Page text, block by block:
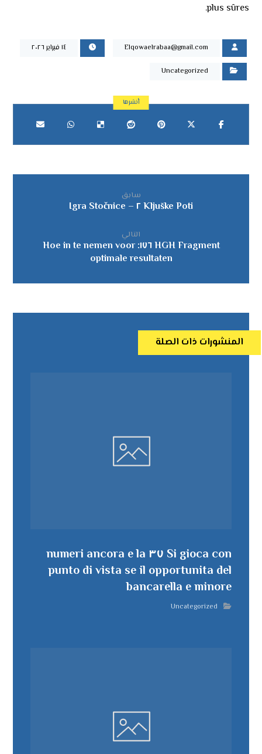
plus sûres.
Elqowaelrabaa@gmail.com ١٤ فبراير ٢٠٢٦
Uncategorized
سابق
Kljuške Poti ٢ – Igra Stočnice
التالي
HGH Fragment ١٧٦: Hoe in te nemen voor
optimale resultaten
المنشورات ذات الصلة
Si gioca con ٣٧ numeri ancora e la
punto di vista se il opportunita del
bancarella e minore
Uncategorized